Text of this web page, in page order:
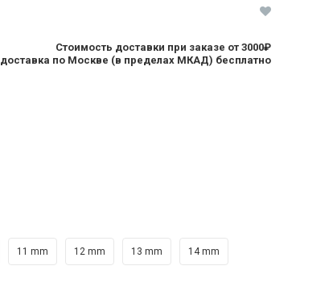
Стоимость доставки при заказе от 3000₽
доставка по Москве (в пределах МКАД) бесплатно
11 mm 12 mm 13 mm 14 mm